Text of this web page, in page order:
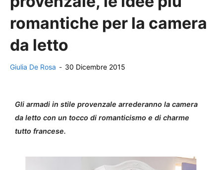
romantiche per la camera
da letto
Giulia De Rosa - 30 Dicembre 2015
Gli armadi in stile provenzale arrederanno la camera
da letto con un tocco di romanticismo e di charme
tutto francese.